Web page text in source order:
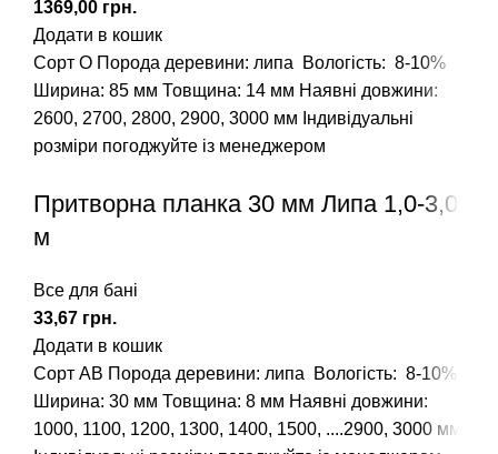
грн.
Додати в кошик
Сорт О Порода деревини: липа
Вологість: 8-10%
Ширина: 85 мм Товщина: 14 мм Наявні довжини:
2600, 2700, 2800, 2900, 3000 мм Індивідуальні
розміри погоджуйте із менеджером
Притворна планка 30 мм Липа 1,0-3,0
м
Все для бані
грн.
Додати в кошик
Сорт АВ Порода деревини: липа
Вологість: 8-10%
Ширина: 30 мм Товщина: 8 мм Наявні довжини:
1000, 1100, 1200, 1300, 1400, 1500, ....2900, 3000 мм